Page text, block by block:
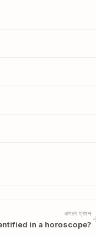
अगला प्रश्न
in a horoscope?